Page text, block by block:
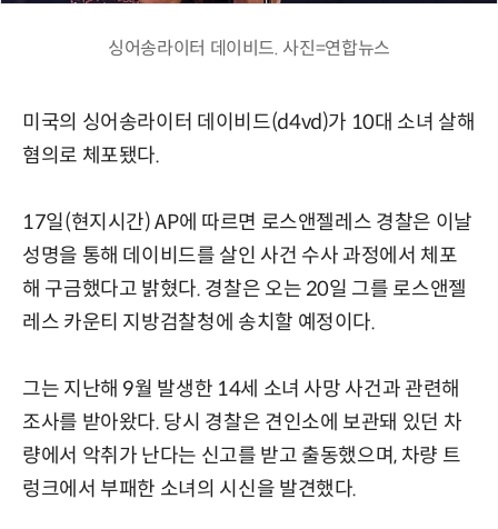
싱어송라이터 데이비드. 사진=연합뉴스
미국의 싱어송라이터 데이비드(d4vd)가 10대 소녀 살해
혐의로 체포됐다.
17일(현지시간) AP에 따르면 로스앤젤레스 경찰은 이날
성명을 통해 데이비드를 살인 사건 수사 과정에서 체포
해 구금했다고 밝혔다. 경찰은 오는 20일 그를 로스앤젤
레스 카운티 지방검찰청에 송치할 예정이다.
그는 지난해 9월 발생한 14세 소녀 사망 사건과 관련해
조사를 받아왔다. 당시 경찰은 견인소에 보관돼 있던 차
량에서 악취가 난다는 신고를 받고 출동했으며, 차량 트
렁크에서 부패한 소녀의 시신을 발견했다.